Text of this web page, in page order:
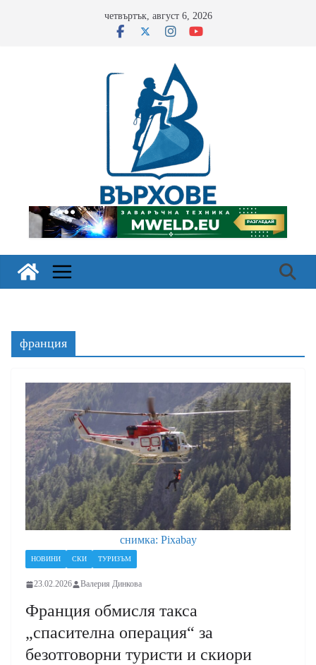
четвъртък, август 6, 2026
франция
снимка: Pixabay
НОВИНИ СКИ ТУРИЗЪМ
23.02.2026 Валерия Динкова
Франция обмисля такса
„спасителна операция“ за
безотговорни туристи и скиори